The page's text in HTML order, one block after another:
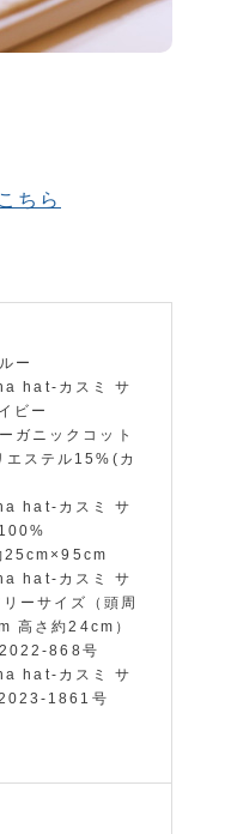
ちら
ー
hat-カスミ サ
ビー
ガニックコット
エステル15%(カ
hat-カスミ サ
25cm×95cm
hat-カスミ サ
ーサイズ（頭周
高さ約24cm）
2022-868号
hat-カスミ サ
1861号